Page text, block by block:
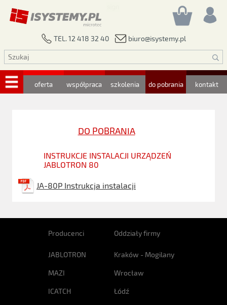
TEL. 12 418 32 40 biuro@isystemy.pl
oferta współpraca szkolenia do pobrania kontakt
DO POBRANIA
INSTRUKCJE INSTALACJI URZĄDZEŃ
JABLOTRON 80
JA-80P Instrukcja instalacji
Producenci
JABLOTRON
MAZI
ICATCH
Oddziały firmy
Kraków - Mogilany
Wrocław
Łódź